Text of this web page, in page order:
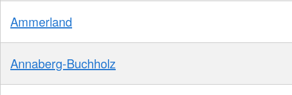
Ammerland
Annaberg-Buchholz